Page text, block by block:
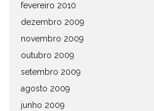
fevereiro 2010
dezembro 2009
novembro 2009
outubro 2009
setembro 2009
agosto 2009
junho 2009